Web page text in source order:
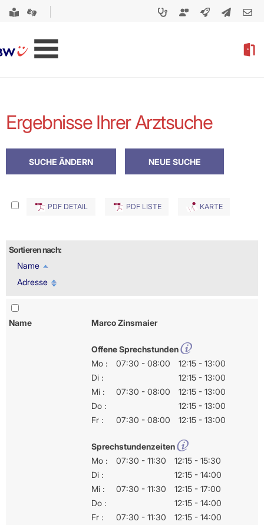
Ergebnisse Ihrer Arztsuche
PDF DETAIL PDF LISTE KARTE
Sortieren nach:
Name
Adresse
Name Marco Zinsmaier
Offene Sprechstunden
Mo :
07:30 - 08:00
12:15 - 13:00
Di :
12:15 - 13:00
Mi :
07:30 - 08:00
12:15 - 13:00
Do :
12:15 - 13:00
Fr :
07:30 - 08:00 12:15 - 13:00
Sprechstundenzeiten
Mo :
07:30 - 11:30
12:15 - 15:30
Di :
12:15 - 14:00
Mi :
07:30 - 11:30
12:15 - 17:00
Do :
12:15 - 14:00
Fr :
07:30 - 11:30
12:15 - 14:00